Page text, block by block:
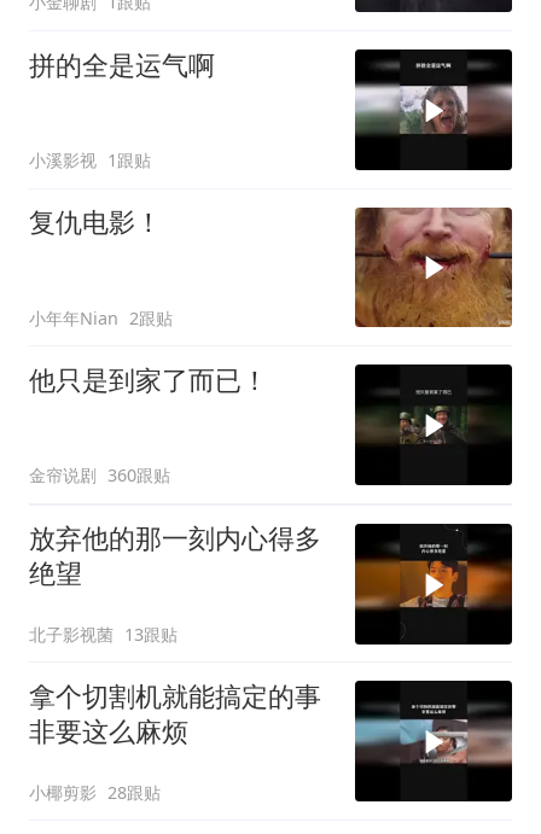
拼的全是运气啊
小溪影视 1跟贴
复仇电影！
小年年Nian 2跟贴
他只是到家了而已！
金帘说剧 360跟贴
放弃他的那一刻内心得多
绝望
北子影视菌 13跟贴
拿个切割机就能搞定的事
非要这么麻烦
小椰剪影 28跟贴